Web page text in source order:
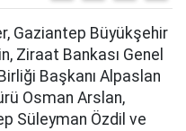
Gaziantep Büyükşehir
Ziraat Bankası Genel
Başkanı Alpaslan
Osman Arslan,
Süleyman Özdil ve